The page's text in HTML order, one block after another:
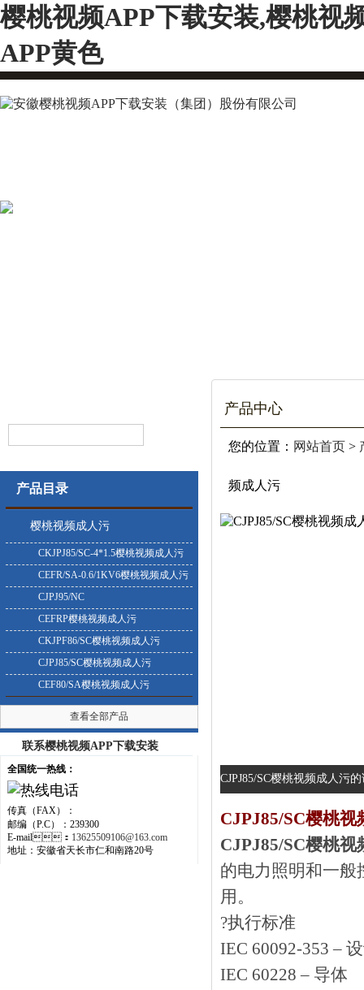
樱桃视频APP下载安装,樱桃视
APP黄色
产品目录
樱桃视频成人污
CKJPJ85/SC-4*1.5樱桃视频成人污
CEFR/SA-0.6/1KV6樱桃视频成人污
CJPJ95/NC
CEFRP樱桃视频成人污
CKJPF86/SC樱桃视频成人污
CJPJ85/SC樱桃视频成人污
CEF80/SA樱桃视频成人污
查看全部产品
联系樱桃视频APP下载安装
全国统一热线：
传真（FAX）：
邮编（P.C）：239300
E-mail： 13625509106@163.com
地址：安徽省天长市仁和南路20号
产品中心
您的位置： 网站首页 >
频成人污
CJPJ85/SC樱桃视频成人污的详
CJPJ85/SC樱桃视
CJPJ85/SC樱桃视
的电力照明和一般控
用。
?执行标准
IEC 60092-353 –
IEC 60228 – 导体